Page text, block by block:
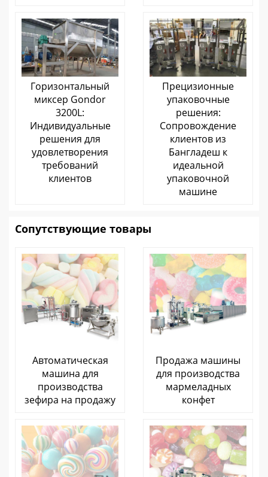
Горизонтальный
миксер Gondor
3200L:
Индивидуальные
решения для
удовлетворения
требований
клиентов
Прецизионные
упаковочные
решения:
Сопровождение
клиентов из
Бангладеш к
идеальной
упаковочной
машине
Сопутствующие товары
Автоматическая
машина для
производства
зефира на продажу
Продажа машины
для производства
мармеладных
конфет